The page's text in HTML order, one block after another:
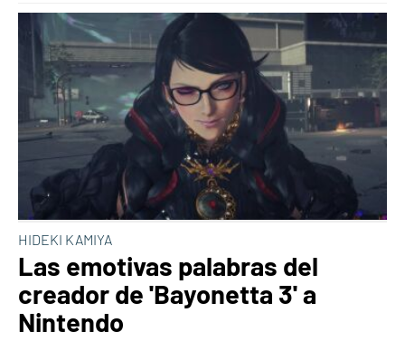
HIDEKI KAMIYA
Las emotivas palabras del
creador de 'Bayonetta 3' a
Nintendo